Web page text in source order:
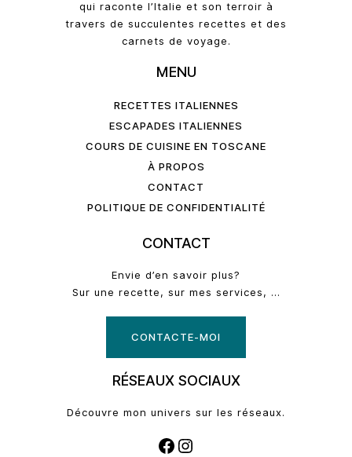
qui raconte l’Italie et son terroir à
travers de succulentes recettes et des
carnets de voyage.
MENU
RECETTES ITALIENNES
ESCAPADES ITALIENNES
COURS DE CUISINE EN TOSCANE
À PROPOS
CONTACT
POLITIQUE DE CONFIDENTIALITÉ
CONTACT
Envie d’en savoir plus?
Sur une recette, sur mes services, …
CONTACTE-MOI
RÉSEAUX SOCIAUX
Découvre mon univers sur les réseaux.
FACEBOOK
INSTAGRAM